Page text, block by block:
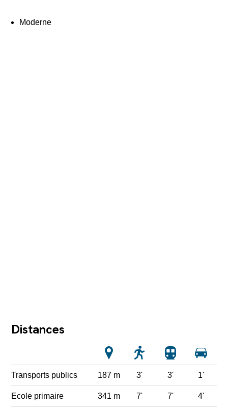
Moderne
Distances
Transports publics 187 m 3' 3' 1'
Ecole primaire 341 m 7' 7' 4'